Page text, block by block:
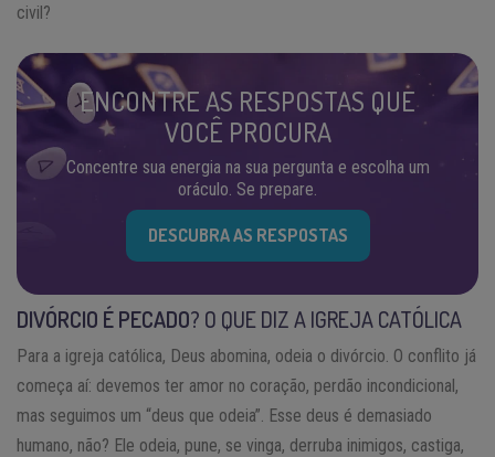
civil?
ENCONTRE AS RESPOSTAS QUE
VOCÊ PROCURA
Concentre sua energia na sua pergunta e escolha um
oráculo. Se prepare.
DESCUBRA AS RESPOSTAS
DIVÓRCIO É PECADO? O QUE DIZ A IGREJA CATÓLICA
Para a igreja católica, Deus abomina, odeia o divórcio. O conflito já
começa aí: devemos ter amor no coração, perdão incondicional,
mas seguimos um “deus que odeia”. Esse deus é demasiado
humano, não? Ele odeia, pune, se vinga, derruba inimigos, castiga,